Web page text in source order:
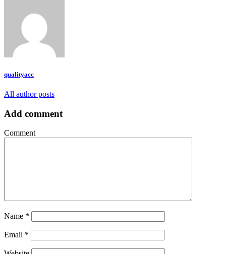
qualityacc
All author posts
Add comment
Comment
Name *
Email *